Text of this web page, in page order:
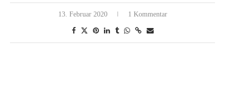
13. Februar 2020 1 Kommentar